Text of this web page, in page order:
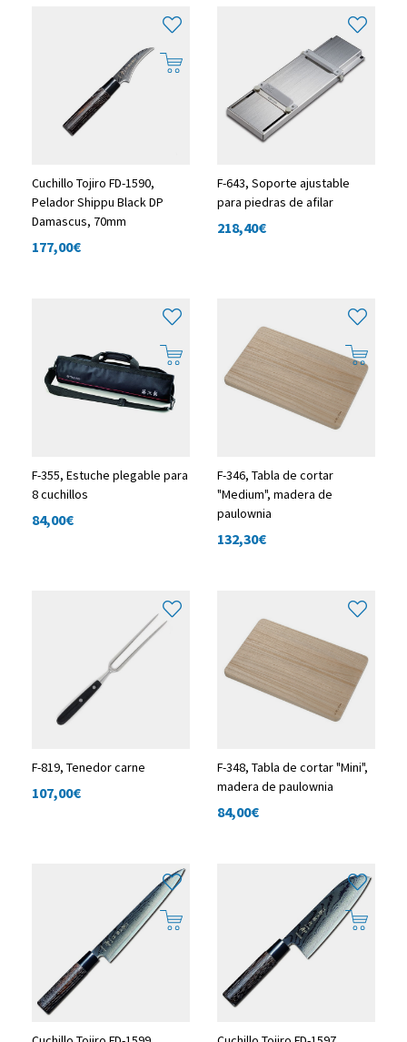
Cuchillo Tojiro FD-1590,
Pelador Shippu Black DP
Damascus, 70mm
177,00€
F-643, Soporte ajustable
para piedras de afilar
218,40€
F-355, Estuche plegable para
8 cuchillos
84,00€
F-346, Tabla de cortar
"Medium", madera de
paulownia
132,30€
F-819, Tenedor carne
107,00€
F-348, Tabla de cortar "Mini",
madera de paulownia
84,00€